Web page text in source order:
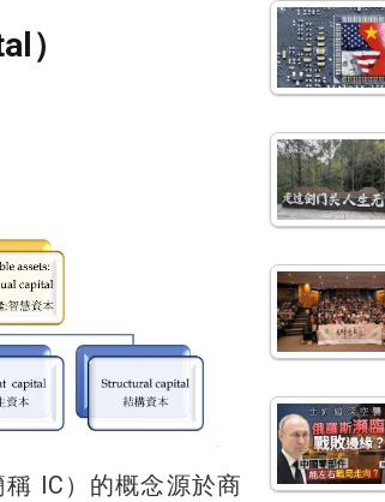
）
稱 IC）的概念源於商